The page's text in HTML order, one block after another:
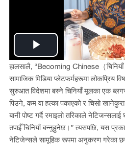
Play
Video
हालसालै, “Becoming Chinese（चिनियाँ
सामाजिक मिडिया प्लेटफर्महरूमा लोकप्रिय
सुरुआत विदेशमा बस्ने चिनियाँ मूलका एक
पिउने, कम वा हल्का पकाएको र चिसो
बानी पोष्ट गर्दै रमाइलो तरिकाले नेटिजन्सलाई
तपाईँ चिनियाँ बन्नुहुनेछ।” त्यसपछि, यस
नेटिजेन्सले सामूहिक रूपमा अनुकरण गरेका